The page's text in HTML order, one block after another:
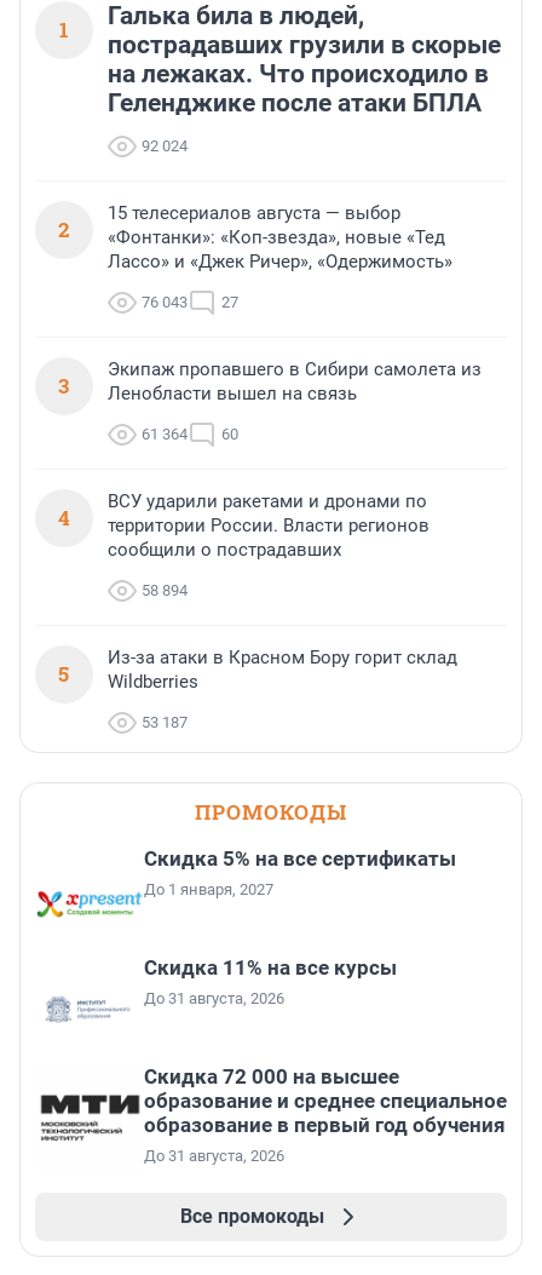
1
Галька била в людей,
пострадавших грузили в скорые
на лежаках. Что происходило в
Геленджике после атаки БПЛА
92 024
2
15 телесериалов августа — выбор
«Фонтанки»: «Коп-звезда», новые «Тед
Лассо» и «Джек Ричер», «Одержимость»
76 043 27
3
Экипаж пропавшего в Сибири самолета из
Ленобласти вышел на связь
61 364 60
4
ВСУ ударили ракетами и дронами по
территории России. Власти регионов
сообщили о пострадавших
58 894
5
Из-за атаки в Красном Бору горит склад
Wildberries
53 187
ПРОМОКОДЫ
Скидка 5% на все сертификаты
До 1 января, 2027
Скидка 11% на все курсы
До 31 августа, 2026
Скидка 72 000 на высшее
образование и среднее специальное
образование в первый год обучения
До 31 августа, 2026
Все промокоды